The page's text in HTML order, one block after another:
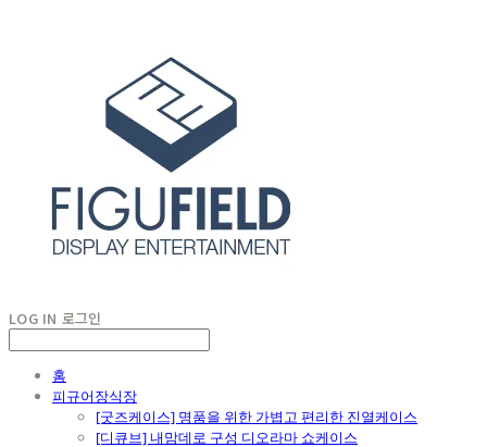
LOG IN 로그인
홈
피규어장식장
[굿즈케이스] 명품을 위한 가볍고 편리한 진열케이스
[디큐브] 내맘데로 구성 디오라마 쇼케이스